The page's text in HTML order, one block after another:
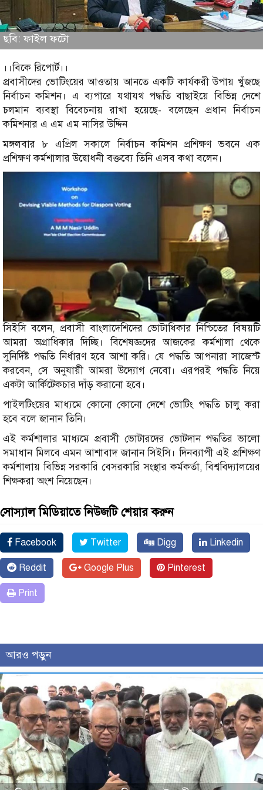
ছবি: ফাইল ফটো
।।বিকে রিপোর্ট।।
প্রবাসীদের ভোটিংয়ের আওতায় আনতে একটি কার্যকরী উপায় খুঁজছে
নির্বাচন কমিশন। এ ব্যপারে যথাযথ পদ্ধতি বাছাইয়ে বিভিন্ন দেশে
চলমান ব্যবস্থা বিবেচনায় রাখা হয়েছে- বলেছেন প্রধান নির্বাচন
কমিশনার এ এম এম নাসির উদ্দিন
মঙ্গলবার ৮ এপ্রিল সকালে নির্বাচন কমিশন প্রশিক্ষণ ভবনে এক
প্রশিক্ষণ কর্মশালার উদ্বোধনী বক্তব্যে তিনি এসব কথা বলেন।
সিইসি বলেন, প্রবাসী বাংলাদেশিদের ভোটাধিকার নিশ্চিতের বিষয়টি
আমরা অগ্রাধিকার দিচ্ছি। বিশেষজ্ঞদের আজকের কর্মশালা থেকে
সুনির্দিষ্ট পদ্ধতি নির্ধারণ হবে আশা করি। যে পদ্ধতি আপনারা সাজেস্ট
করবেন, সে অনুযায়ী আমরা উদ্যোগ নেবো। এরপরই পদ্ধতি নিয়ে
একটা আর্কিটেকচার দাঁড় করানো হবে।
পাইলটিংয়ের মাধ্যমে কোনো কোনো দেশে ভোটিং পদ্ধতি চালু করা
হবে বলে জানান তিনি।
এই কর্মশালার মাধ্যমে প্রবাসী ভোটারদের ভোটদান পদ্ধতির ভালো
সমাধান মিলবে এমন আশাবাদ জানান সিইসি। দিনব্যাপী এই প্রশিক্ষণ
কর্মশালায় বিভিন্ন সরকারি বেসরকারি সংস্থার কর্মকর্তা, বিশ্ববিদ্যালয়ের
শিক্ষকরা অংশ নিয়েছেন।
সোস্যাল মিডিয়াতে নিউজটি শেয়ার করুন
Facebook Twitter Digg Linkedin
Reddit Google Plus Pinterest
Print
আরও পড়ুন